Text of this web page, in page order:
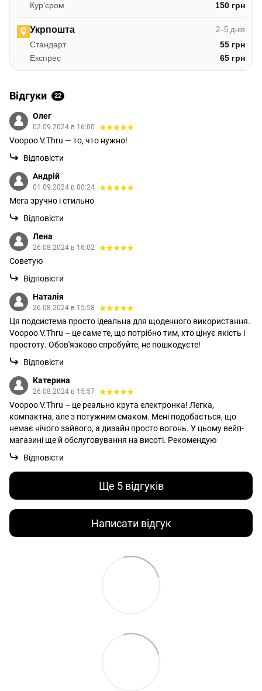
Курʼєром
150 грн
Укрпошта 2–5 днів
Стандарт
55 грн
Експрес
65 грн
Відгуки 22
Олег
02.09.2024 в 16:00
Voopoo V.Thru — то, что нужно!
Відповісти
Андрій
01.09.2024 в 00:24
Мега зручно і стильно
Відповісти
Лена
26.08.2024 в 16:02
Советую
Відповісти
Наталія
26.08.2024 в 15:58
Ця подсистема просто ідеальна для щоденного використання.
Voopoo V.Thru – це саме те, що потрібно тим, хто цінує якість і
простоту. Обов'язково спробуйте, не пошкодуєте!
Відповісти
Катерина
26.08.2024 в 15:57
Voopoo V.Thru – це реально крута електронка! Легка,
компактна, але з потужним смаком. Мені подобається, що
немає нічого зайвого, а дизайн просто вогонь. У цьому вейп-
магазині ще й обслуговування на висоті. Рекомендую
Відповісти
Ще 5 відгуків
Написати відгук